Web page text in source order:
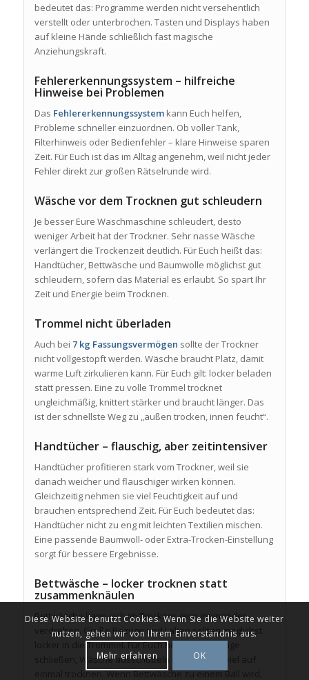
bedeutet das: Programme werden nicht versehentlich
verstellt oder unterbrochen. Tasten und Displays haben
auf kleine Hände schließlich fast magische
Anziehungskraft.
Fehlererkennungssystem – hilfreiche
Hinweise bei Problemen
Das Fehlererkennungssystemkann Euch helfen,
Probleme schneller einzuordnen. Ob voller Tank,
Filterhinweis oder Bedienfehler – klare Hinweise sparen
Zeit. Für Euch ist das im Alltag angenehm, weil nicht jeder
Fehler direkt zur großen Rätselrunde wird.
Wäsche vor dem Trocknen gut schleudern
Je besser Eure Waschmaschine schleudert, desto
weniger Arbeit hat der Trockner. Sehr nasse Wäsche
verlängert die Trockenzeit deutlich. Für Euch heißt das:
Handtücher, Bettwäsche und Baumwolle möglichst gut
schleudern, sofern das Material es erlaubt. So spart Ihr
Zeit und Energie beim Trocknen.
Trommel nicht überladen
Auch bei 7 kg Fassungsvermögen sollte der Trockner
nicht vollgestopft werden. Wäsche braucht Platz, damit
warme Luft zirkulieren kann. Für Euch gilt: locker beladen
statt pressen. Eine zu volle Trommel trocknet
ungleichmäßig, knittert stärker und braucht länger. Das
ist der schnellste Weg zu „außen trocken, innen feucht“.
Handtücher – flauschig, aber zeitintensiver
Handtücher profitieren stark vom Trockner, weil sie
danach weicher und flauschiger wirken können.
Gleichzeitig nehmen sie viel Feuchtigkeit auf und
brauchen entsprechend Zeit. Für Euch bedeutet das:
Handtücher nicht zu eng mit leichten Textilien mischen.
Eine passende Baumwoll- oder Extra-Trocken-Einstellung
sorgt für bessere Ergebnisse.
Bettwäsche – locker trocknen statt
zusammenknäulen
Bettwäsche kann sich im Trockner gern ineinander
verdrehen. Große Bezüge und Laken sollten möglichst
locker in die Trommel. Für Euch heißt das: Bezüge
schließen, Wäsche ausschütteln und nicht zu viel auf
einmal trocknen. Wenn Bettwäsche zu einem Ball wird,
Diese Website benutzt Cookies. Wenn Sie die Website weiter
nutzen, gehen wir von Ihrem Einverständnis aus.
Mehr erfahren
OK